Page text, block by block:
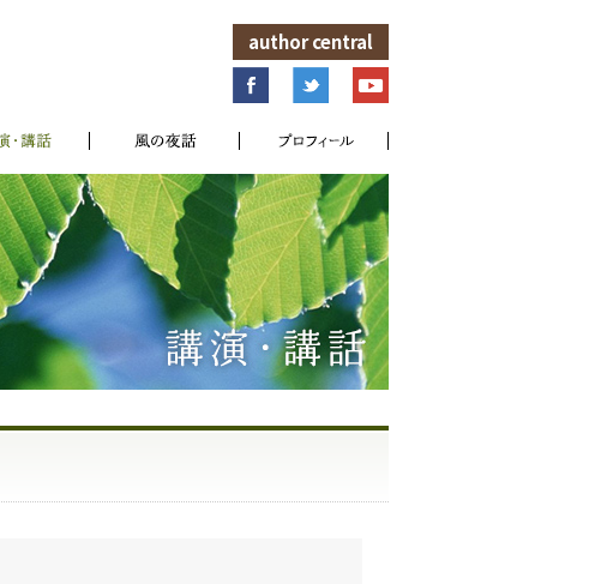
講演・講話 風の夜話
author central